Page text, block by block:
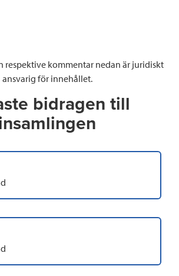
respektive kommentar nedan är juridiskt
ansvarig för innehållet.
bidragen till